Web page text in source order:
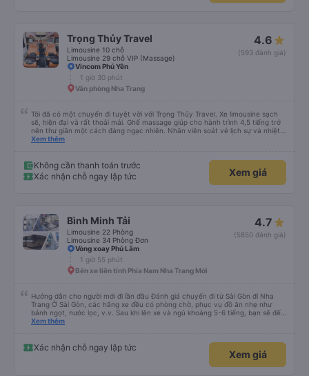
Trọng Thủy Travel
Limousine 10 chỗ
Limousine 29 chỗ VIP (Massage)
4.6
(593 đánh giá)
Vincom Phú Yên
1 giờ 30 phút
Văn phòng Nha Trang
Tôi đã có một chuyến đi tuyệt vời với Trọng Thủy Travel. Xe limousine sạch
sẽ, hiện đại và rất thoải mái. Ghế massage giúp cho hành trình 4,5 tiếng trở
nên thư giãn một cách đáng ngạc nhiên. Nhân viên soát vé lịch sự và nhiệt
tình, tài xế cẩn thận và chuyên nghiệp, mọi thứ đều được tổ chức tốt. Các
đến khi đến nơi - đều suôn sẻ và không gặp rắc rối. Tôi rất hài lòng với công
ty này và chắc chắn sẽ chọn Trọng Thủy Travel một lần nữa. Rất đáng giới
thiệu!
Xem thêm
Không cần thanh toán trước
Xác nhận chỗ ngay lập tức
Xem giá
Bình Minh Tải
Limousine 22 Phòng
Limousine 34 Phòng Đơn
4.7
(5850 đánh giá)
Vòng xoay Phú Lâm
1 giờ 55 phút
Bến xe liên tỉnh Phía Nam Nha Trang Mới
Hướng dẫn cho người mới đi lần đầu Đánh giá chuyến đi từ Sài Gòn đi Nha
Trang Ở Sài Gòn, các hãng xe đều có phòng chờ, phục vụ đồ ăn nhẹ như
bánh ngọt, nước lọc, v.v. Sau khi lên xe và ngủ khoảng 5-6 tiếng, bạn sẽ đến
Nha Trang. Ở Nha Trang, các hãng xe có dịch vụ đưa đón miễn phí, tuy
(nên dùng Google Translate và đưa cho họ đọc) để được hỗ trợ tìm xe đưa
đón. Bạn không nên tin những người mặc áo Grab mời bạn đi xe bên ngoài.
Nói về chất lượng xe thì tuyệt vời, xe được làm theo kiểu cabin với thiết kế
Xem thêm
Xác nhận chỗ ngay lập tức
Xem giá